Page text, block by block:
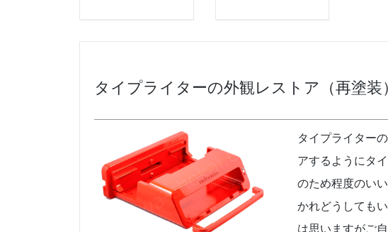
タイプライターの外観レストア（再塗装
タイプライター
アするようにタ
のため程度のい
かれどうしても
は思いますがご